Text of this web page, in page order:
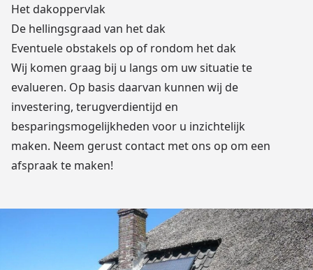
Het dakoppervlak
De hellingsgraad van het dak
Eventuele obstakels op of rondom het dak
Wij komen graag bij u langs om uw situatie te
evalueren. Op basis daarvan kunnen wij de
investering, terugverdientijd en
besparingsmogelijkheden voor u inzichtelijk
maken. Neem gerust contact met ons op om een
afspraak te maken!